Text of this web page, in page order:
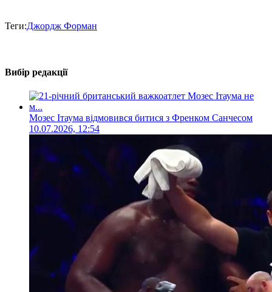
Теги:Джордж Форман
Вибір редакції
Мозес Ітаума відмовився битися з Френком Санчесом
10.07.2026, 12:54